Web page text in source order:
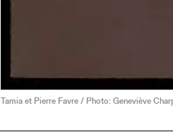
Tamia et Pierre Favre / Photo: Geneviève